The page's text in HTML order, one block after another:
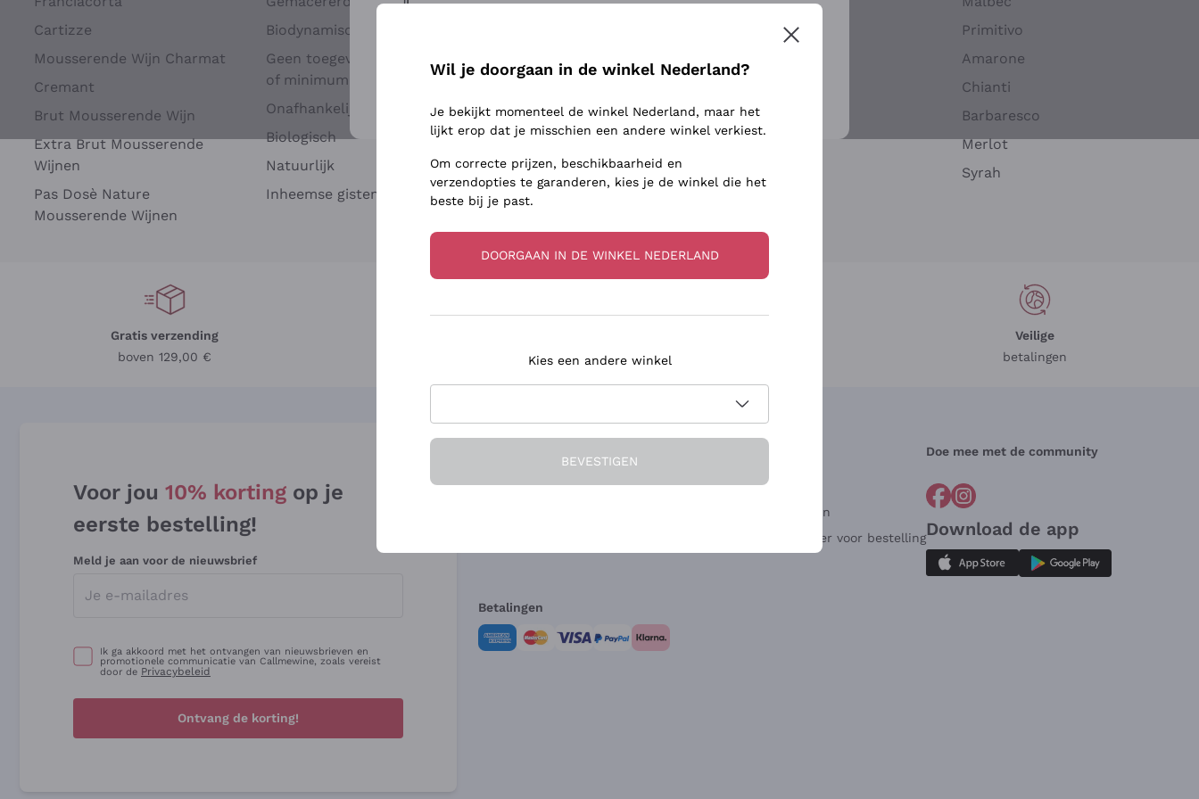
Cartizze
Mousserende Wijn Charmat
Cremant
Brut Mousserende Wijn
Extra Brut Mousserende
Wijnen
Pas Dosè Nature
Mousserende Wijnen
Biodynamisch
Geen toegevoegde sulfieten
of minimum
Onafhankelijke Wijnbouwers
Biologisch
Natuurlijk
Inheemse gisten
Argiolas
Ca' dei Frati
Chardonnay
Sauvignon
Primitivo
Amarone
Chianti
Barbaresco
Merlot
Syrah
Gratis verzending
boven 129,00 €
Veilige
betalingen
Voor jou 10% korting op je
eerste bestelling!
Meld je aan voor de nieuwsbrief
Ik ga akkoord met het ontvangen van nieuwsbrieven en
promotionele communicatie van Callmewine, zoals vereist
door de Privacybeleid
Ontvang de korting!
Over ons
Klantenservice
Verkoopvoorwaarden
Herroepingsformulier voor bestelling
Doe mee met de community
Download de app
Betalingen
Voor meer informatie, lees onzePrivacybeleid
Wil je doorgaan in de winkel Nederland?
Je bekijkt momenteel de winkel Nederland, maar het
lijkt erop dat je misschien een andere winkel verkiest.
Om correcte prijzen, beschikbaarheid en
verzendopties te garanderen, kies je de winkel die het
beste bij je past.
DOORGAAN IN DE WINKEL NEDERLAND
Kies een andere winkel
BEVESTIGEN